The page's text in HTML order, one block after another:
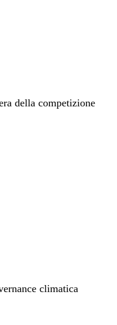
della competizione
climatica